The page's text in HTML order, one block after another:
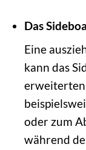
Das
Eine
kann das
erweiterten
oder zum
während